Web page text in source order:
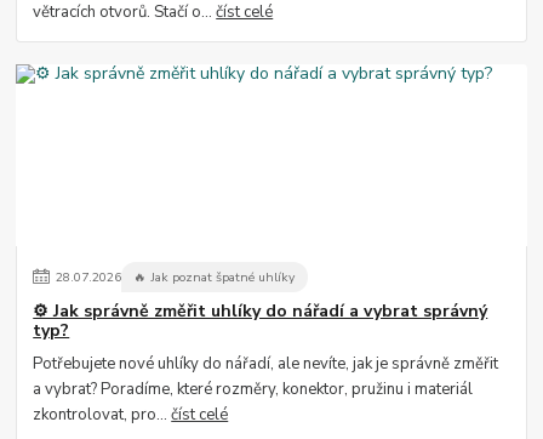
větracích otvorů. Stačí o...číst celé
28.07.2026 🔥 Jak poznat špatné uhlíky
⚙️ Jak správně změřit uhlíky do nářadí a vybrat správný
typ?
Potřebujete nové uhlíky do nářadí, ale nevíte, jak je správně změřit
a vybrat? Poradíme, které rozměry, konektor, pružinu i materiál
zkontrolovat, pro...číst celé